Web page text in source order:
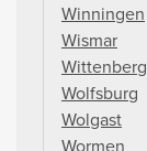
Winningen
Wismar
Wittenberg
Wolfsburg
Wolgast